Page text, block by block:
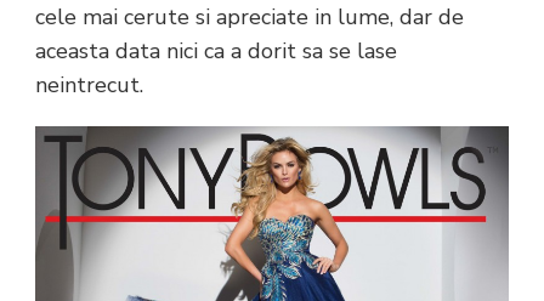
cele mai cerute si apreciate in lume, dar de
aceasta data nici ca a dorit sa se lase
neintrecut.